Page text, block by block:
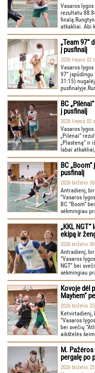
Vasaros
rezultatu
atkakliai. Abi
„Team 97“
į pusfinalį
2026 liepos 02
Vasaros
97“
31:15)
BC
į pusfinalį
2026 liepos 02
Vasaros
„Pilėnai“
„Plasteną“ ir
labai
BC
pusfinalį
2026 birželio
Antradienį,
“Vasaros
BC “Boom”
sėkmingiau
„KKL NGT“
ekipą ir
2026 birželio
Antradienį,
“Vasaros
NGT” bei
sėkmingiau
Kovoje dėl
Mayhem“
2026 birželio
Ketvirtadienį,
“Vasaros
bei svečių
aikštelės
M. Pažėros
pergalę po
2026 birželio